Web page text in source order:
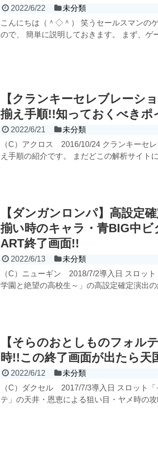
2022/6/22
未分類
こんにちは（＾◇＾） 笑うセールスマンの
ので、 簡単に説明しておきます。 まず、ゲ
【クランキーセレブレーシ
揃え手順!!知っておくべきポ
2022/6/21
未分類
（C）アクロス 2016/10/24 クランキーセ
え手順の紹介です。 まだどこの解析サイト
【ダンガンロンパ】高設定
揃い時のキャラ・青BIG中ビ
ART終了画面!!
2022/6/13
未分類
（C）ニューギン 2018/7/2導入日 スロッ
学園と絶望の高校生～」の高設定確定演出
【そらのおとしものフォル
時!!この終了画面が出たら天
2022/6/12
未分類
（C）ダクセル 2017/7/3導入日 スロット
テ」の天井・恩恵による狙い目・ヤメ時の